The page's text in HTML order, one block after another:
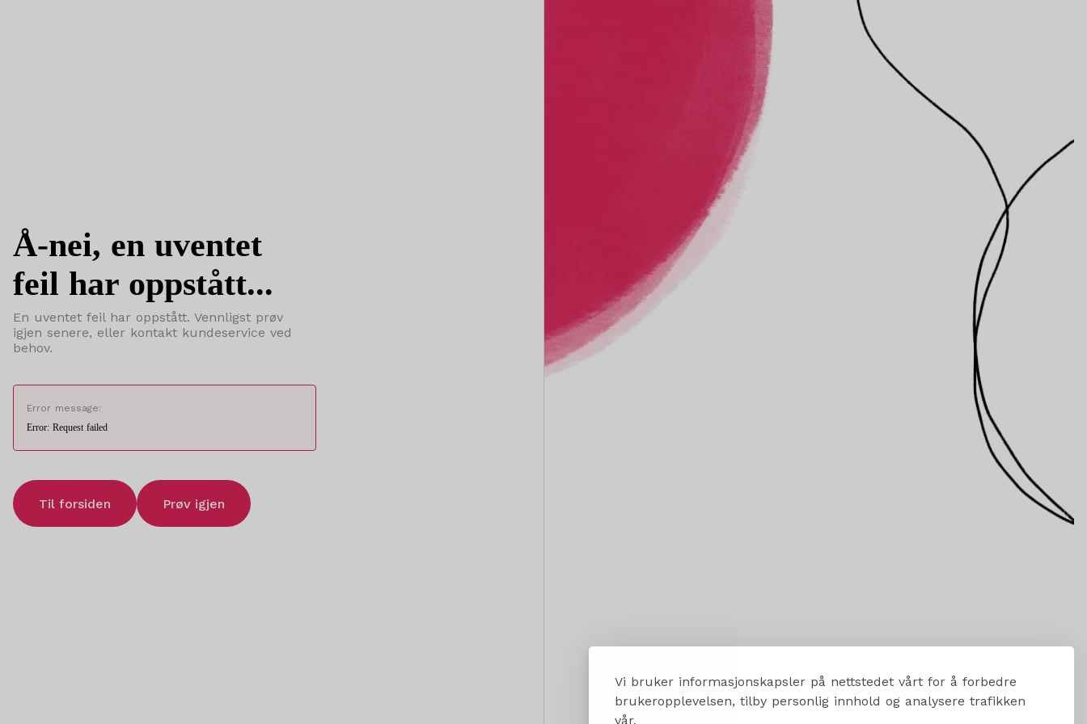
Vi bruker informasjonskapsler på nettstedet vårt for å forbedre
brukeropplevelsen, tilby personlig innhold og analysere trafikken
vår.
Å-nei, en uventet
feil har oppstått...
En uventet feil har oppstått. Vennligst prøv
igjen senere, eller kontakt kundeservice ved
behov.
Error message:
Error: Request failed
Til forsiden Prøv igjen